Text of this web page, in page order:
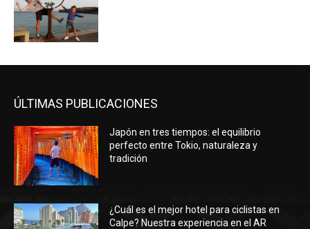
ÚLTIMAS PUBLICACIONES
Japón en tres tiempos: el equilibrio
perfecto entre Tokio, naturaleza y
tradición
¿Cuál es el mejor hotel para ciclistas en
Calpe? Nuestra experiencia en el AR